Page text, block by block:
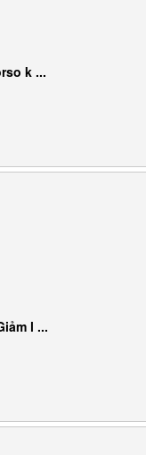
k ...
l ...